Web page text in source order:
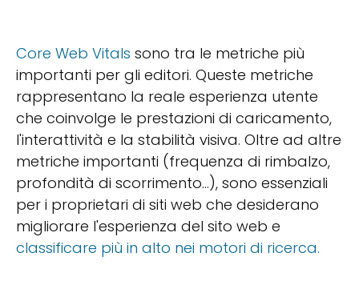
Core Web Vitals sono tra le metriche più
importanti per gli editori. Queste metriche
rappresentano la reale esperienza utente
che coinvolge le prestazioni di caricamento,
l'interattività e la stabilità visiva. Oltre ad altre
metriche importanti (frequenza di rimbalzo,
profondità di scorrimento...), sono essenziali
per i proprietari di siti web che desiderano
migliorare l'esperienza del sito web e
classificare più in alto nei motori di ricerca.